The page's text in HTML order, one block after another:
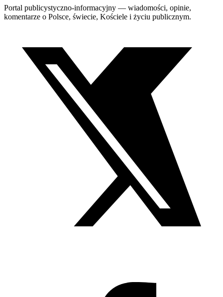
Portal publicystyczno-informacyjny — wiadomości, opinie,
komentarze o Polsce, świecie, Kościele i życiu publicznym.